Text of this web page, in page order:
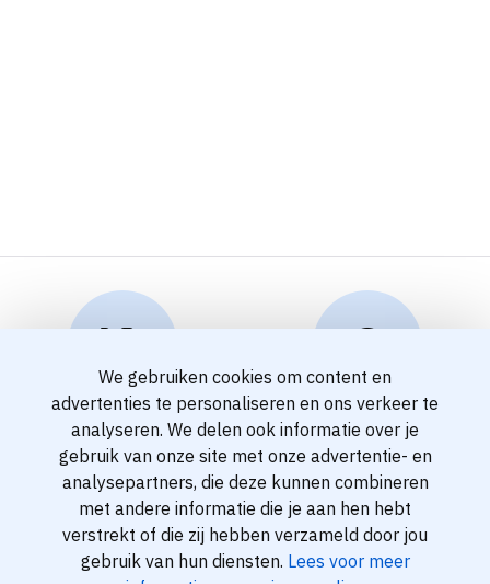
Reserveren en info
info@travelnoord.nl
Klantenservice
088 - 058 0500
We gebruiken cookies om content en
advertenties te personaliseren en ons verkeer te
analyseren. We delen ook informatie over je
gebruik van onze site met onze advertentie- en
analysepartners, die deze kunnen combineren
met andere informatie die je aan hen hebt
verstrekt of die zij hebben verzameld door jou
gebruik van hun diensten. Lees voor meer